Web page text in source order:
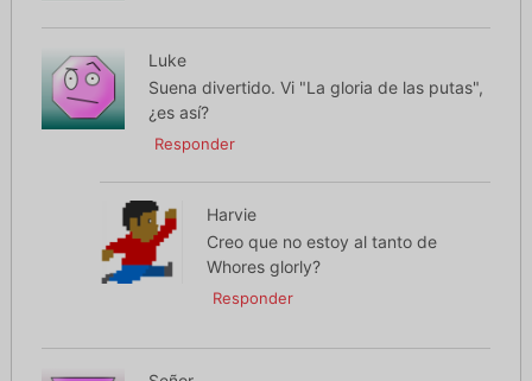
Luke
Suena divertido. Vi "La gloria de las putas",
¿es así?
Responder
Harvie
Creo que no estoy al tanto de
Whores glorly?
Responder